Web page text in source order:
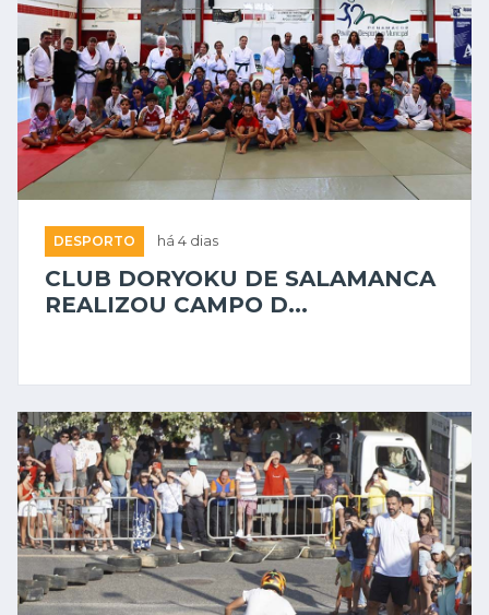
DESPORTO há 4 dias
CLUB DORYOKU DE SALAMANCA
REALIZOU CAMPO D...